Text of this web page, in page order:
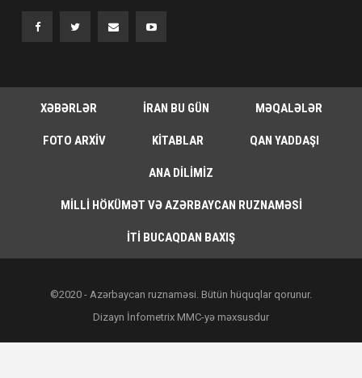
XƏBƏRLƏR İRAN BU GÜN MƏQALƏLƏR
FOTO ARXIV KITABLAR QAN YADDAŞI
ANA DILIMIZ
MILLI HÖKÜMƏT VƏ AZƏRBAYCAN RUZNAMƏSI
İTI BUCAQDAN BAXIŞ
©2020 - Azərbaycan ruznaməsi. Bütün hüquqlar qorunur.
Dizayn İnfometrix MMC-yə məxsusdur